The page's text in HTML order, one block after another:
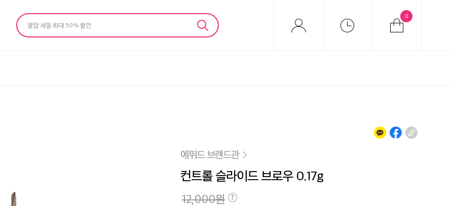
알땀 세일 최대 50% 할인
0
에뛰드 브랜드관
컨트롤 슬라이드 브로우 0.17g
12,000원